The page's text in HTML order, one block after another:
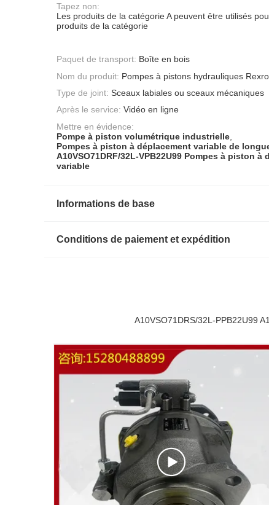
Tapez non:
Les produits de la catégorie A peuvent être utilisés
produits de la catégorie
Paquet de transport: Boîte en bois
Nom du produit: Pompes à pistons hydrauliques
Type de joint: Sceaux labiales ou sceaux mécaniques
Après le service: Vidéo en ligne
Mettre en évidence:
Pompe à piston volumétrique industrielle
Pompes à piston à déplacement variable de
A10VSO71DRF/32L-VPB22U99 Pompes à piston à
variable
Informations de base
Conditions de paiement et expédition
A10VSO71DRS/32L-PPB22U99